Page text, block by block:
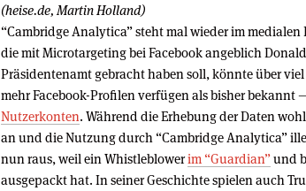
(heise.de, Martin Holland)
“Cambridge Analytica” steht mal wieder im
die mit Microtargeting bei Facebook angeblich
Präsidentenamt gebracht haben soll, könnte über
mehr Facebook-Profilen verfügen als bisher bekannt
Nutzerkonten. Während die Erhebung der Daten
an und die Nutzung durch “Cambridge Analytica”
nun raus, weil ein Whistleblowerim “Guardian”und
ausgepackt hat. In seiner Geschichte spielen auch